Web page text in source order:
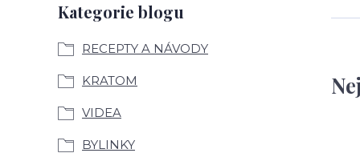
Kategorie blogu
RECEPTY A NÁVODY
KRATOM
VIDEA
BYLINKY